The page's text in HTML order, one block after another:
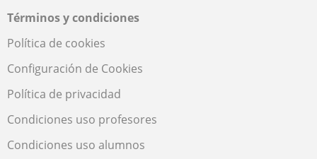
Términos y condiciones
Política de cookies
Configuración de Cookies
Política de privacidad
Condiciones uso profesores
Condiciones uso alumnos